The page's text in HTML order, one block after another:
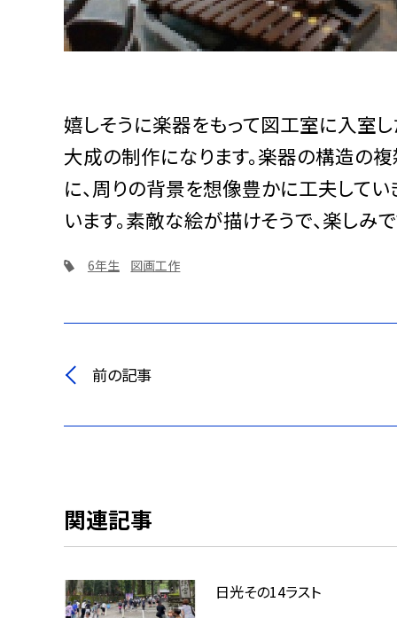
嬉しそうに楽器をもって図工室に入室
大成の制作になります。楽器の構造の
に、周りの背景を想像豊かに工夫してい
います。素敵な絵が描けそうで、楽しみ
6年生 図画工作
前の記事
関連記事
日光その14ラスト